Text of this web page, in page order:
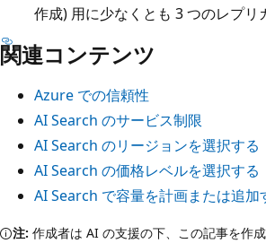
作成) 用に少なくとも 3 つのレプリ
関連コンテンツ
Azure での信頼性
AI Search のサービス制限
AI Search のリージョンを選択する
AI Search の価格レベルを選択する
AI Search で容量を計画または追加
注: 作成者は AI の支援の下、この記事を作成